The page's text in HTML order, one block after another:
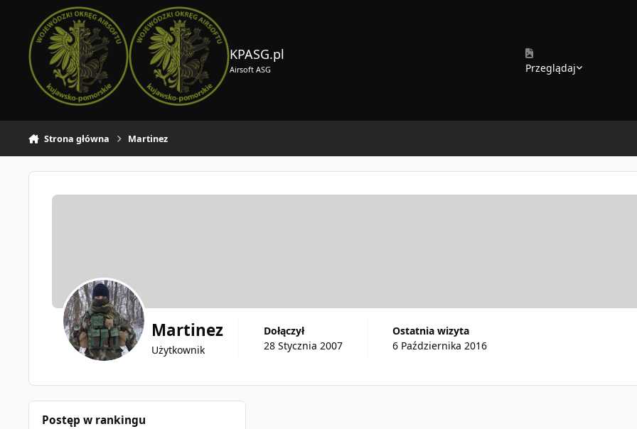
Skocz do zawartości
KPASG.pl
Airsoft ASG Przeglądaj
Strona główna Martinez
Martinez
Użytkownik
Dołączył
28 Stycznia 2007
Ostatnia wizyta
6 Października 2016
Postęp w rankingu